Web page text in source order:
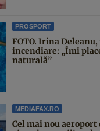
PROSPORT
FOTO. Irina
incendiare: „Îmi
naturală”
MEDIAFAX.RO
Cel mai nou aeroport